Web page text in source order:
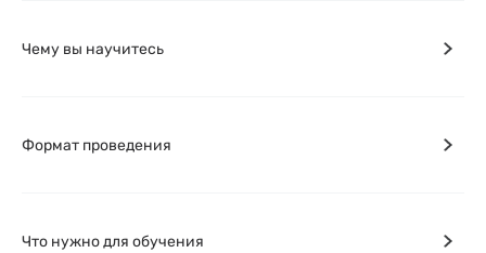
Чему вы научитесь
Формат проведения
Что нужно для обучения